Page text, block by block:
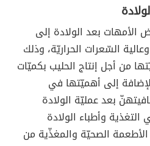
الأمهات بعد الولادة إلى
السّعرات الحراريّة، وذلك
من أجل إنتاج الحليب بكميّات
إلى أهميّتها في
بعد عمليّة الولادة
وأطباء الولادة
الصحيّة والمغذّية من